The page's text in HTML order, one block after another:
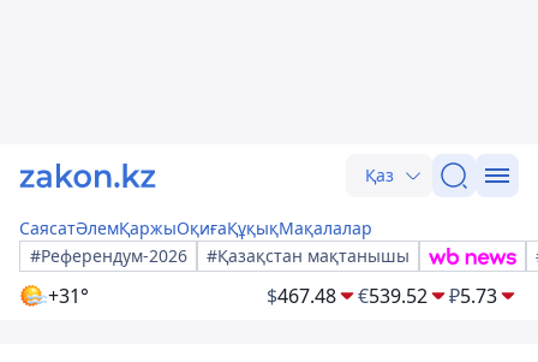
Қаз
СаясатӘлемҚаржыОқиғаҚұқықМақалалар
#Референдум-2026
#Қазақстан мақтанышы
+31° $467.48 €539.52 ₽5.73